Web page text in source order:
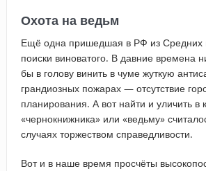
Охота на ведьм
Ещё одна пришедшая в РФ из Средних
поиски виноватого. В давние времена
бы в голову винить в чуме жуткую
грандиозных пожарах — отсутствие
планирования. А вот найти и уличить в
«чернокнижника» или «ведьму»
случаях торжеством справедливости.
Вот и в наше время просчёты